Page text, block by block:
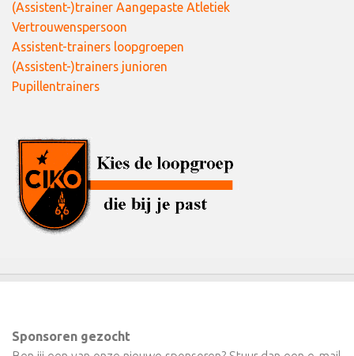
(Assistent-)trainer Aangepaste Atletiek
Vertrouwenspersoon
Assistent-trainers loopgroepen
(Assistent-)trainers junioren
Pupillentrainers
Sponsoren gezocht